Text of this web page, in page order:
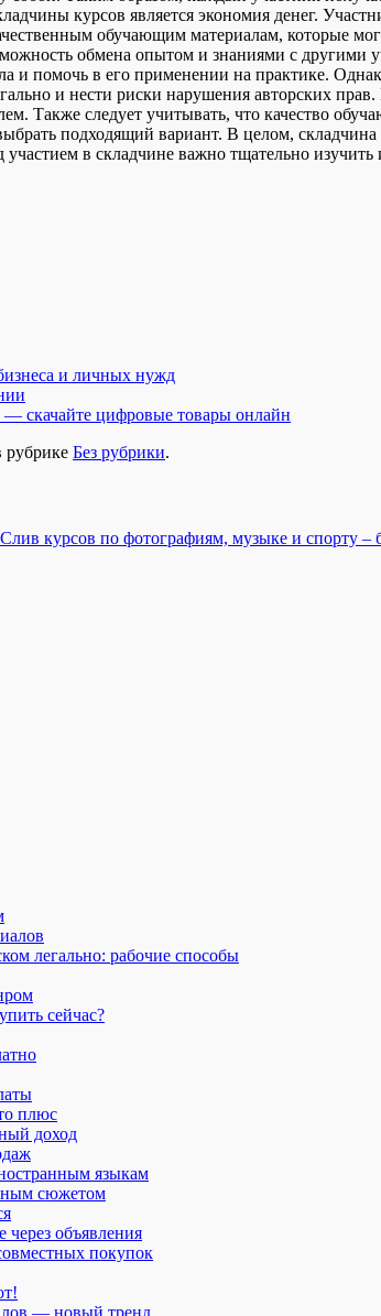
курсов является экономия денег.
обучающим материалам, которые
обмена опытом и знаниями с другими
и помочь в его применении на практике.
и нести риски нарушения авторских
Также следует учитывать, что качество
подходящий вариант. В целом,
участием в складчине важно тщательно
и личных нужд
скачайте цифровые товары онлайн
рубрике Без рубрики.
Слив курсов по фотографиям, музыке и спорту –
легально: рабочие способы
сейчас?
плюс
доход
языкам
сюжетом
объявления
покупок
— новый тренд